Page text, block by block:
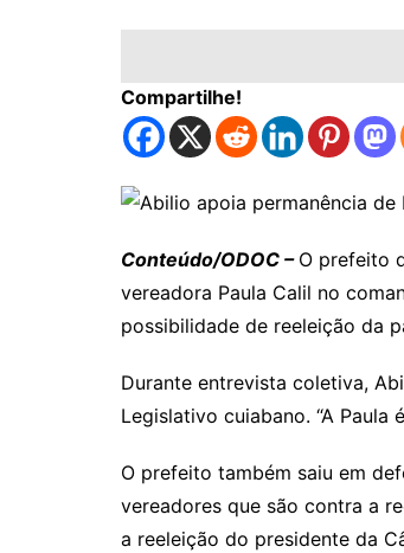
Compartilhe!
Conteúdo/ODOC – O prefeito
vereadora Paula Calil no
possibilidade de reeleição da
Durante entrevista coletiva,
Legislativo cuiabano. “A Paula
O prefeito também saiu em
vereadores que são contra a
a reeleição do presidente da